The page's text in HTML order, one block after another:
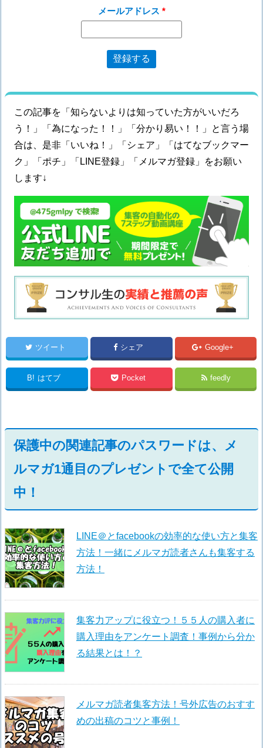
メールアドレス
この記事を「知らないよりは知っていた方がいいだろ
う！」「為になった！！」「分かり易い！！」と言う場
合は、是非「いいね！」「シェア」「はてなブックマー
ク」「ポチ」「LINE登録」「メルマガ登録」をお願い
します↓
ツイート シェア Google+
B! はてブ Pocket feedly
保護中の関連記事のパスワードは、メ
ルマガ1通目のプレゼントで全て公開
中！
LINE＠とfacebookの効率的な使い方と集客
方法！一緒にメルマガ読者さんも集客する
方法！
集客力アップに役立つ！５５人の購入者に
購入理由をアンケート調査！事例から分か
る結果とは！？
メルマガ読者集客方法！号外広告のおすす
めの出稿のコツと事例！